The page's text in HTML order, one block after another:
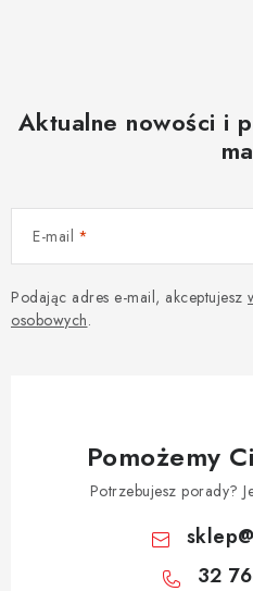
Aktualne nowości i
E-mail
Podając adres e-mail, akceptujesz
osobowych.
Pomożemy
Potrzebujesz porady?
sklep@
32